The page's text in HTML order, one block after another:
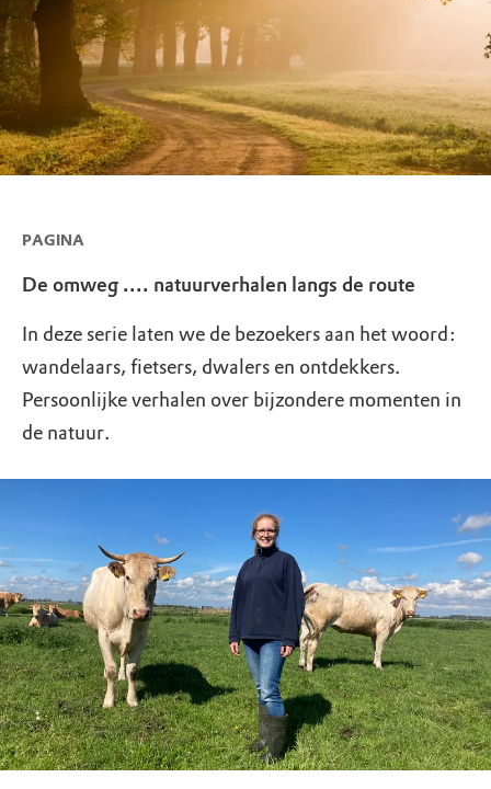
PAGINA
De omweg .... natuurverhalen langs de route
In deze serie laten we de bezoekers aan het woord:
wandelaars, fietsers, dwalers en ontdekkers.
Persoonlijke verhalen over bijzondere momenten in
de natuur.